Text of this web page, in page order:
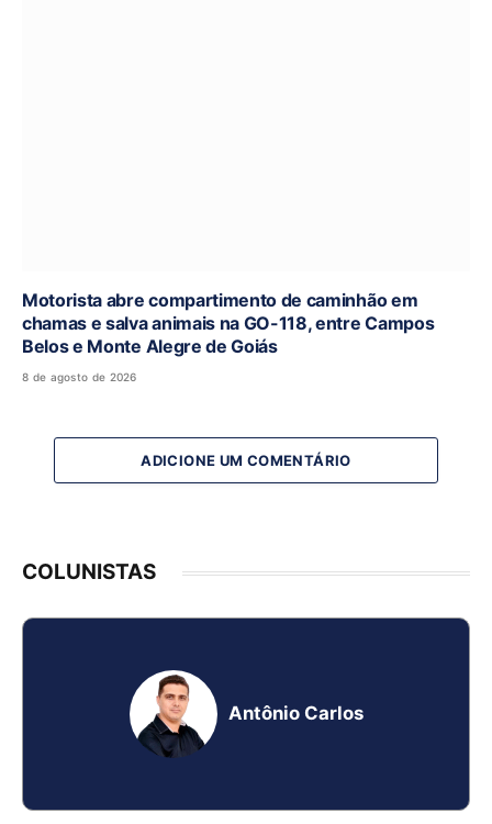
Motorista abre compartimento de caminhão em
chamas e salva animais na GO-118, entre Campos
Belos e Monte Alegre de Goiás
8 de agosto de 2026
ADICIONE UM COMENTÁRIO
COLUNISTAS
Antônio Carlos